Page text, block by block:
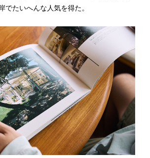
でたいへんな人気を得た。